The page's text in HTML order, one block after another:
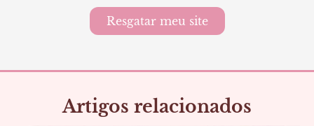
Resgatar meu site
Artigos relacionados